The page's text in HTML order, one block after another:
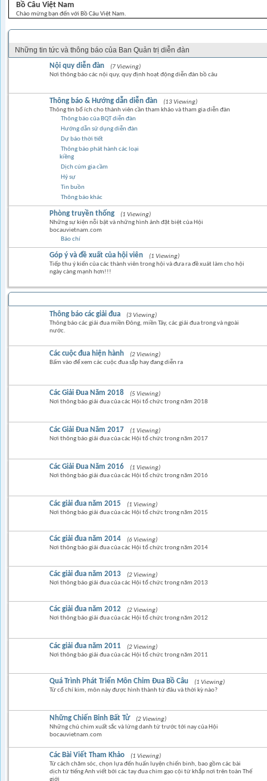
Bồ Câu Việt Nam
Chào mừng bạn đến với Bồ Câu Việt Nam.
Những tin tức và thông báo của Ban Quản trị diễn đàn
Nội quy diễn đàn
(7 Viewing)
Nơi thông báo các nội quy, quy định hoạt động diễn đàn bồ câu
Thông báo & Hướng dẫn diễn đàn
(13 Viewing)
Thông tin bổ ích cho thành viên cần tham khảo và tham gia diễn đàn
Thông báo của BQT diễn đàn
Hướng dẫn sử dụng diễn đàn
Dự báo thời tiết
Thông báo phát hành các loại
kiềng
Dịch cúm gia cầm
Hỷ sự
Tin buồn
Thông báo khác
Phòng truyền thống
(1 Viewing)
Những sự kiện nỗi bật và những hình ảnh đặt biệt của Hội
bocauvietnam.com
Báo chí
Góp ý và đề xuất của hội viên
(1 Viewing)
Tiếp thu ý kiến của các thành viên trong hội và đưa ra đề xuát làm cho hội
ngày càng mạnh hơn!!!
Thông báo các giải đua
(3 Viewing)
Thông báo các giải đua miền Đông, miền Tây, các giải đua trong và ngoài
nước.
Các cuộc đua hiện hành
(2 Viewing)
Bấm vào để xem các cuộc đua sắp hay đang diễn ra
Các Giải Đua Năm 2018
(5 Viewing)
Nơi thông báo giải đua của các Hội tổ chức trong năm 2018
Các Giải Đua Năm 2017
(1 Viewing)
Nơi thông báo giải đua của các Hội tổ chức trong năm 2017
Các Giải Đua Năm 2016
(1 Viewing)
Nơi thông báo giải đua của các Hội tổ chức trong năm 2016
Các giải đua năm 2015
(1 Viewing)
Nơi thông báo giải đua của các Hội tổ chức trong năm 2015
Các giải đua năm 2014
(6 Viewing)
Nơi thông báo giải đua của các Hội tổ chức trong năm 2014
Các giải đua năm 2013
(2 Viewing)
Nơi thông báo giải đua của các Hội tổ chức trong năm 2013
Các giải đua năm 2012
(2 Viewing)
Nơi thông báo giải đua của các Hội tổ chức trong năm 2012
Các giải đua năm 2011
(2 Viewing)
Nơi thông báo giải đua của các Hội tổ chức trong năm 2011
Quá Trình Phát Triển Môn Chim Đua Bồ Câu
(1 Viewing)
Từ cổ chí kim, môn này được hình thành từ đâu và thời kỳ nào?
Những Chiến Binh Bất Tử
(2 Viewing)
Những chú chim xuất sắc và lừng danh từ trước tới nay của Hội
bocauvietnam.com
Các Bài Viết Tham Khảo
(1 Viewing)
Từ cách chăm sóc, chọn lựa đến huấn luyện chiến binh, bao gồm các bài
dịch từ tiếng Anh viết bởi các tay đua chim gạo cội từ khắp nơi trên toàn Thế
giới